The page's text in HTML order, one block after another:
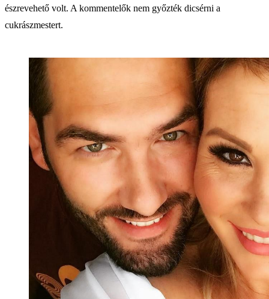
észrevehető volt. A kommentelők nem győzték dicsérni a
cukrászmestert.